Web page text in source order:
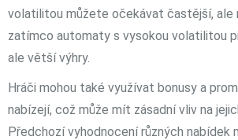
volatilitou můžete očekávat častější, ale
zatímco automaty s vysokou volatilitou
ale větší výhry.
Hráči mohou také využívat bonusy a
nabízejí, což může mít zásadní vliv na
Předchozí vyhodnocení různých nabídek